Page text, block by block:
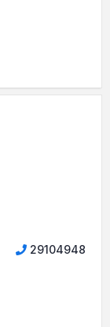
29104948